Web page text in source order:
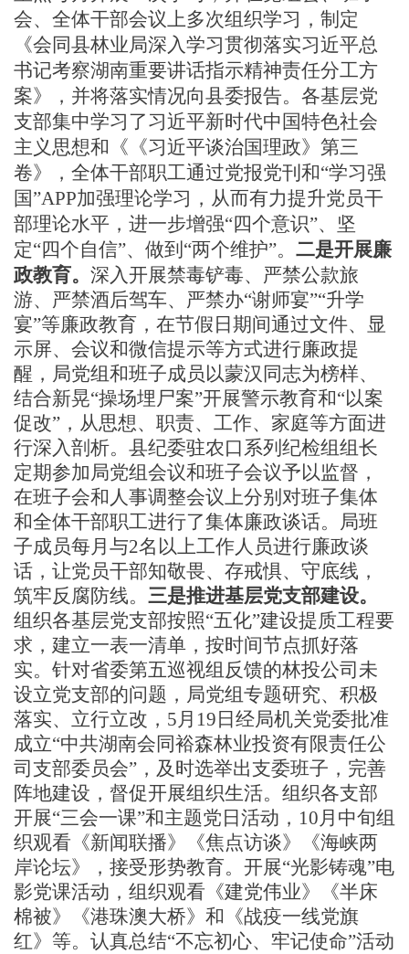
会、全体干部会议上多次组织学习，制定
《会同县林业局深入学习贯彻落实习近平总
书记考察湖南重要讲话指示精神责任分工方
案》，并将落实情况向县委报告。各基层党
支部集中学习了习近平新时代中国特色社会
主义思想和《 《习近平谈治国理政》第三
卷》，全体干部职工通过党报党刊和“学习强
国”APP加强理论学习，从而有力提升党员干
部理论水平，进一步增强“四个意识”、坚
定“四个自信”、做到“两个维护”。 二是开展廉
政教育。 深入开展禁毒铲毒、严禁公款旅
游、严禁酒后驾车、严禁办“谢师宴”“升学
宴”等廉政教育，在节假日期间通过文件、显
示屏、会议和微信提示等方式进行廉政提
醒，局党组和班子成员以蒙汉同志为榜样、
结合新晃“操场埋尸案”开展警示教育和“以案
促改”，从思想、职责、工作、家庭等方面进
行深入剖析。 县纪委驻农口系列纪检组组长
定期参加局党组会议和班子会议予以监督，
在班子会和人事调整会议上分别对班子集体
和全体干部职工进行了集体廉政谈话。局班
子成员每月与2名以上工作人员进行廉政谈
话，让党员干部知敬畏、存戒惧、守底线，
筑牢反腐防线。 三是推进基层党支部建设。
组织各基层党支部按照“五化”建设提质工程要
求，建立一表一清单， 按时间节点抓好落
实。针对省委第五巡视组反馈的林投公司未
设立党支部的问题，局党组专题研究、积极
落实、立行立改， 5月19日经局机关党委批准
成立“中共湖南会同裕森林业投资有限责任公
司支部委员会”，及时选举出支委班子，完善
阵地建设，督促开展组织生活。组织各支部
开展“三会一课”和主题党日活动， 10月中旬组
织观看《新闻联播》《焦点访谈》《海峡两
岸论坛》，接受形势教育。 开展“光影铸魂”电
影党课活动，组织观看《建党伟业》《半床
棉被》《港珠澳大桥》和《战疫一线党旗
红》等。认真总结“不忘初心、牢记使命”活动